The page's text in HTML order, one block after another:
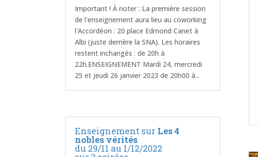
Important ! À noter : La première session
de l'enseignement aura lieu au coworking
l'Accordéon : 20 place Edmond Canet à
Albi (juste derrière la SNA). Les horaires
restent inchangés : de 20h à
22h.ENSEIGNEMENT Mardi 24, mercredi
25 et jeudi 26 janvier 2023 de 20h00 à...
Enseignement sur Les 4
nobles vérités
du 29/11 au 1/12/2022